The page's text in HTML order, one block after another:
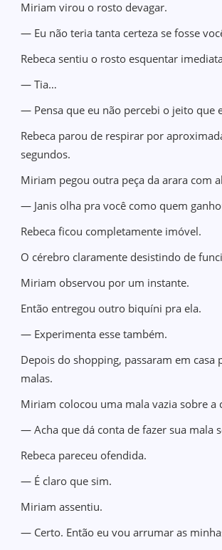
Miriam virou o rosto devagar.
— Eu não teria tanta certeza se fosse
Rebeca sentiu o rosto esquentar
— Tia…
— Pensa que eu não percebi o jeito que
Rebeca parou de respirar por
segundos.
Miriam pegou outra peça da arara com
— Janis olha pra você como quem
Rebeca ficou completamente imóvel.
O cérebro claramente desistindo de
Miriam observou por um instante.
Então entregou outro biquíni pra ela.
— Experimenta esse também.
Depois do shopping, passaram em casa
malas.
Miriam colocou uma mala vazia sobre a
— Acha que dá conta de fazer sua mala
Rebeca pareceu ofendida.
— É claro que sim.
Miriam assentiu.
— Certo. Então eu vou arrumar as